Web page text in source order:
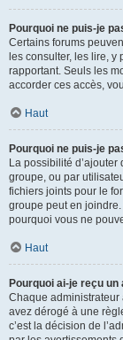
Pourquoi ne puis-je
Certains forums
les consulter, les lire, y
rapportant. Seuls les
accorder ces accès,
Haut
Pourquoi ne puis-je
La possibilité
groupe, ou par
fichiers joints pour le
groupe peut en
pourquoi vous ne
Haut
Pourquoi ai-je reçu
Chaque administrateur
avez dérogé à une
c’est la décision de